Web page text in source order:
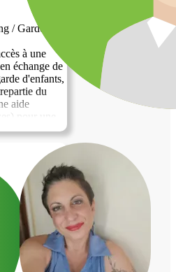
/ Garde
à une
échange de
d'enfants,
du
aide
pour une
d'enfants et
deux
très bien
français, au
participation
et les
état. Je suis
très
Je suis